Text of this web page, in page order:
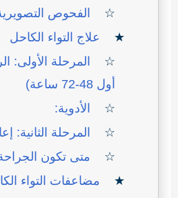
الفحوص
علاج التواء الكاحل
المرحلة الأولى:
أول 48-72 ساعة)
الأدوية:
المرحلة الثانية:
متى تكون
مضاعفات التواء